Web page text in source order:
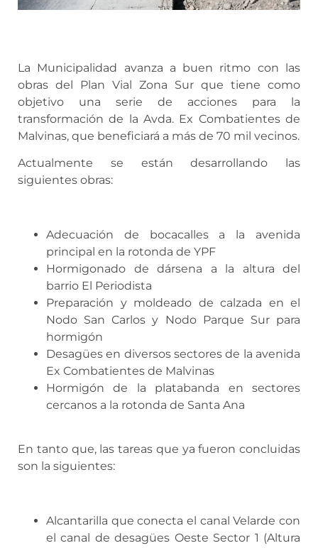
La Municipalidad avanza a buen ritmo con las
obras del Plan Vial Zona Sur que tiene como
objetivo una serie de acciones para la
transformación de la Avda. Ex Combatientes de
Malvinas, que beneficiará a más de 70 mil vecinos.
Actualmente se están desarrollando las
siguientes obras:
Adecuación de bocacalles a la avenida
principal en la rotonda de YPF
Hormigonado de dársena a la altura del
barrio El Periodista
Preparación y moldeado de calzada en el
Nodo San Carlos y Nodo Parque Sur para
hormigón
Desagües en diversos sectores de la avenida
Ex Combatientes de Malvinas
Hormigón de la platabanda en sectores
cercanos a la rotonda de Santa Ana
En tanto que, las tareas que ya fueron concluidas
son la siguientes:
Alcantarilla que conecta el canal Velarde con
el canal de desagües Oeste Sector 1 (Altura